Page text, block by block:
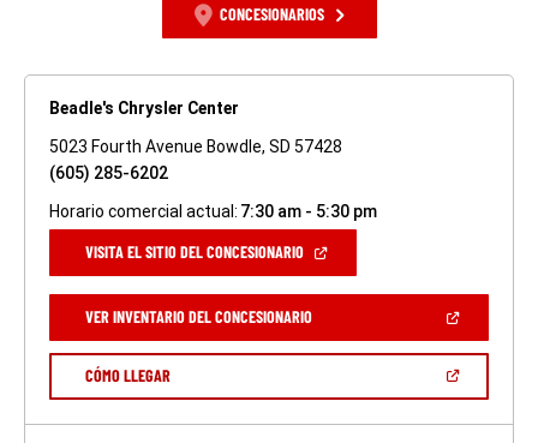
CONCESIONARIOS
Beadle's Chrysler Center
5023 Fourth Avenue Bowdle, SD 57428
(605) 285-6202
Horario comercial actual: 7:30 am - 5:30 pm
VISITA EL SITIO DEL CONCESIONARIO(ABRIR
VENTANA
NUEVA)
VER INVENTARIO DEL CONCESIONARIO(ABRIR
UNA
CÓMO LLEGAR(ABRIR
VENTANA